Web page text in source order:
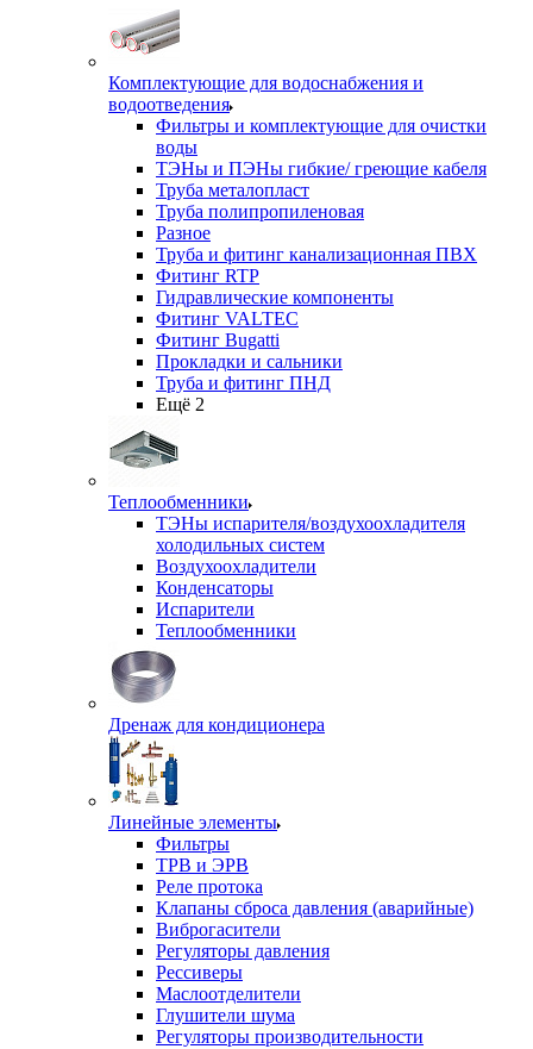
Комплектующие для водоснабжения и
водоотведения
Фильтры и комплектующие для очистки
воды
ТЭНы и ПЭНы гибкие/ греющие кабеля
Труба металопласт
Труба полипропиленовая
Разное
Труба и фитинг канализационная ПВХ
Фитинг RTP
Гидравлические компоненты
Фитинг VALTEC
Фитинг Bugatti
Прокладки и сальники
Труба и фитинг ПНД
Ещё 2
Теплообменники
ТЭНы испарителя/воздухоохладителя
холодильных систем
Воздухоохладители
Конденсаторы
Испарители
Теплообменники
Дренаж для кондиционера
Линейные элементы
Фильтры
ТРВ и ЭРВ
Реле протока
Клапаны сброса давления (аварийные)
Виброгасители
Регуляторы давления
Рессиверы
Маслоотделители
Глушители шума
Регуляторы производительности